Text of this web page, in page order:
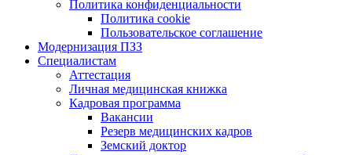
Политика конфиденциальности
Политика cookie
Пользовательское соглашение
Модернизация ПЗЗ
Специалистам
Аттестация
Личная медицинская книжка
Кадровая программа
Вакансии
Резерв медицинских кадров
Земский доктор